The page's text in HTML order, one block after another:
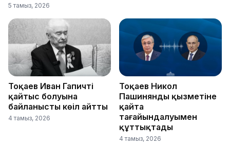
5 тамыз, 2026
Тоқаев Иван Гапичтің
қайтыс болуына
байланысты көңіл айтты
4 тамыз, 2026
Тоқаев Никол
Пашинянды қызметіне
қайта
тағайындалуымен
құттықтады
4 тамыз, 2026